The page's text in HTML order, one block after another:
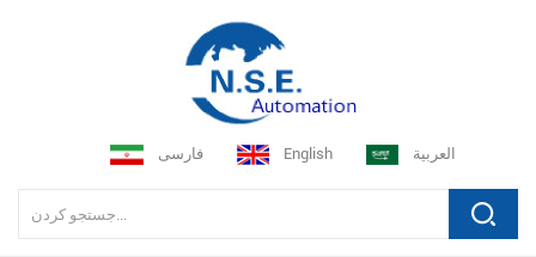
فارسی English العربية